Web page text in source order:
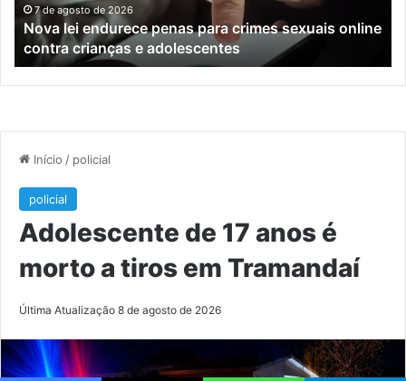
online
contra
crianças
e
adolescentes
7 de agosto de 2026
Nova lei endurece penas para crimes sexuais online
contra crianças e adolescentes